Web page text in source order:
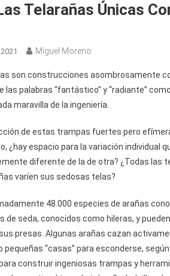
Telarañas Únicas
Miguel Moreno
son construcciones asombrosamente
las palabras “fantástico” y “radiante”
maravilla de la ingeniería.
de estas trampas fuertes pero
¿hay espacio para la variación individual
diferente de la de otra? ¿Todas las
varíen sus sedosas telas?
48.000 especies de arañas
de seda, conocidos como hileras, y
presas. Algunas arañas cazan
pequeñas “casas” para esconderse,
construir ingeniosas trampas y